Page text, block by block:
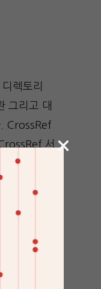
렉토리
그리고 대
CrossRef
서
공하는
/캐나다 지
. 때문에
×